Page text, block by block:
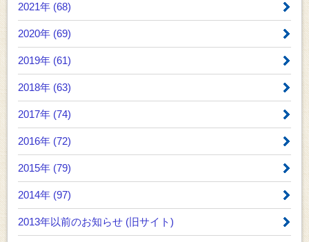
2021年 (68)
2020年 (69)
2019年 (61)
2018年 (63)
2017年 (74)
2016年 (72)
2015年 (79)
2014年 (97)
2013年以前のお知らせ (旧サイト)